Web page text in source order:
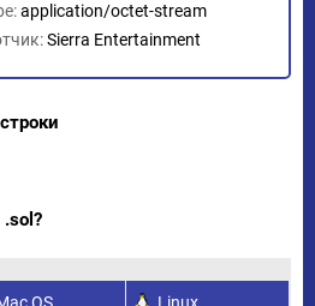
application/octet-stream
Sierra Entertainment